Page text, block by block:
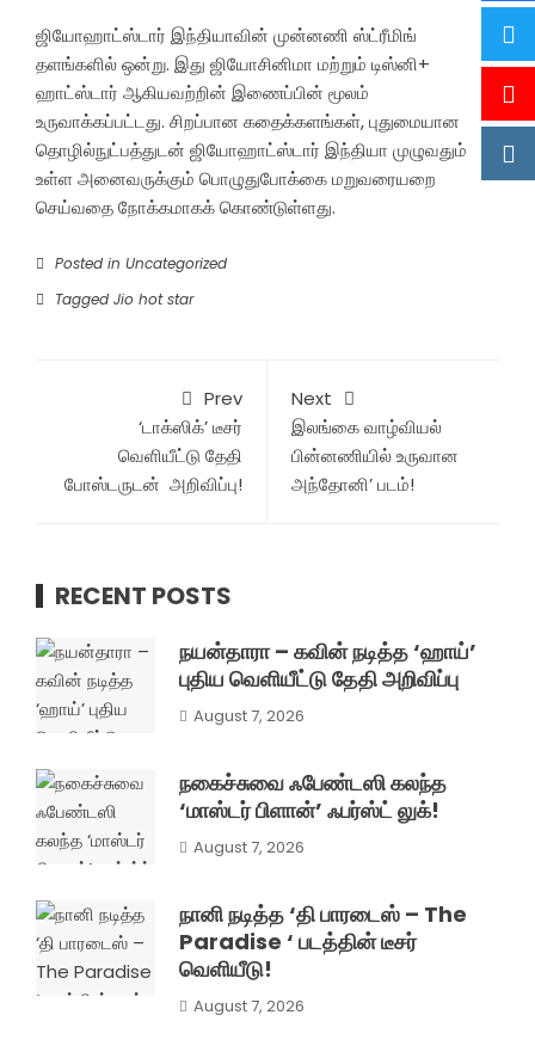
ஜியோஹாட்ஸ்டார் இந்தியாவின் முன்னணி ஸ்ட்ரீமிங்
தளங்களில் ஒன்று. இது ஜியோசினிமா மற்றும் டிஸ்னி+
ஹாட்ஸ்டார் ஆகியவற்றின் இணைப்பின் மூலம்
உருவாக்கப்பட்டது. சிறப்பான கதைக்களங்கள், புதுமையான
தொழில்நுட்பத்துடன் ஜியோஹாட்ஸ்டார் இந்தியா முழுவதும்
உள்ள அனைவருக்கும் பொழுதுபோக்கை மறுவரையறை
செய்வதை நோக்கமாகக் கொண்டுள்ளது.
Posted in Uncategorized
Tagged Jio hot star
Prev
‘டாக்ஸிக்’ டீசர்
வெளியீட்டு தேதி
போஸ்டருடன் அறிவிப்பு!
Next
இலங்கை வாழ்வியல்
பின்னணியில் உருவான
அந்தோனி’ படம்!
RECENT POSTS
நயன்தாரா – கவின் நடித்த ‘ஹாய்’
புதிய வெளியீட்டு தேதி அறிவிப்பு
August 7, 2026
நகைச்சுவை ஃபேண்டஸி கலந்த
‘மாஸ்டர் பிளான்’ ஃபர்ஸ்ட் லுக்!
August 7, 2026
நானி நடித்த ‘தி பாரடைஸ் – The
Paradise ‘ படத்தின் டீசர்
வெளியீடு!
August 7, 2026